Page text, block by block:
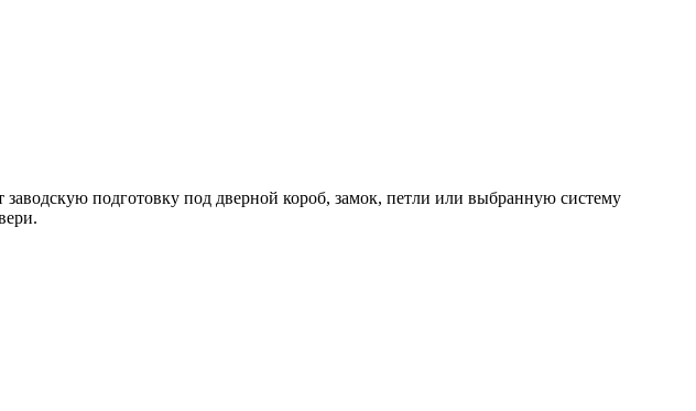
подготовку под дверной короб, замок, петли или выбранную систему